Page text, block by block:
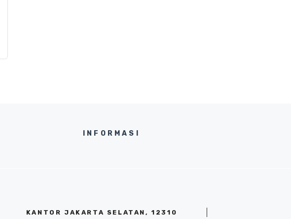
INFORMASI
KANTOR JAKARTA SELATAN, 12310